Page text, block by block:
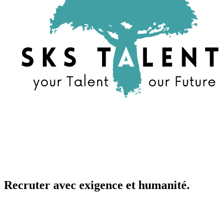
Recruter avec exigence et humanité.